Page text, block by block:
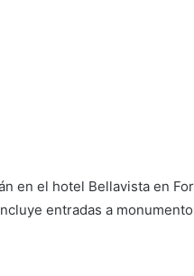
en el hotel Bellavista en
entradas a